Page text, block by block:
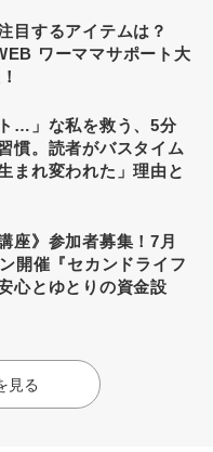
目するアイテムは？
ワーママサポート大
ト…」な私を救う、5分
慣。読者がバスタイム
まれ変われた」理由と
座》参加者募集！7月
開催『セカンドライフ
心とゆとりの資金設
見る